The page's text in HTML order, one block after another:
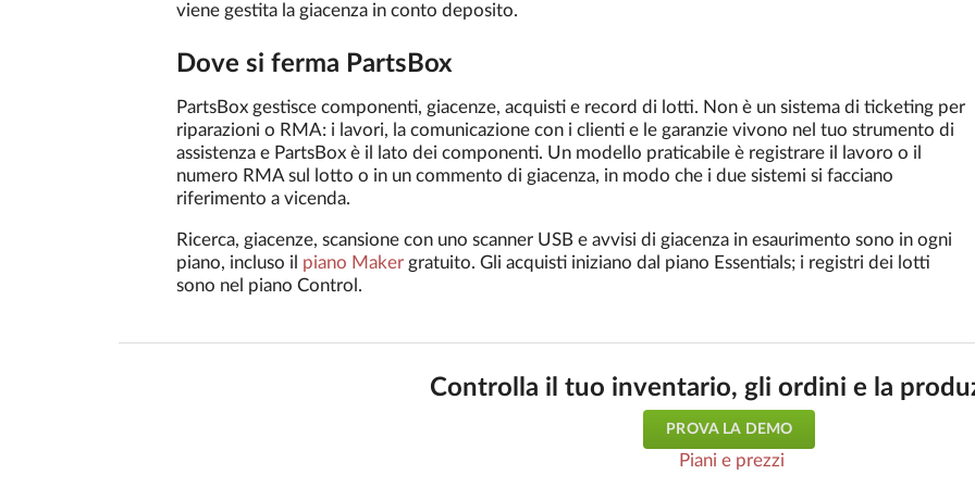
viene gestita la giacenza in conto deposito.
Dove si ferma PartsBox
PartsBox gestisce componenti, giacenze, acquisti e record di lotti. Non è un sistema di ticketing per
riparazioni o RMA: i lavori, la comunicazione con i clienti e le garanzie vivono nel tuo strumento di
assistenza e PartsBox è il lato dei componenti. Un modello praticabile è registrare il lavoro o il
numero RMA sul lotto o in un commento di giacenza, in modo che i due sistemi si facciano
riferimento a vicenda.
Ricerca, giacenze, scansione con uno scanner USB e avvisi di giacenza in esaurimento sono in ogni
piano, incluso il piano Makergratuito. Gli acquisti iniziano dal piano Essentials; i registri dei lotti
sono nel piano Control.
Controlla il tuo inventario, gli ordini e la
PROVA LA DEMO
Piani e prezzi